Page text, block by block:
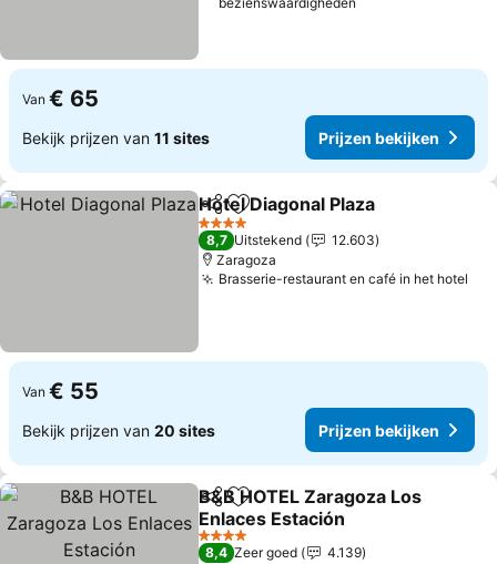
Van € 65
Bekijk prijzen van 11 sites Prijzen bekijken
DelenToevoegen aan favorieten
Hotel Diagonal Plaza
4 Sterren
8,7 Uitstekend
12.603
Zaragoza
Brasserie-restaurant en café in het hotel
Van € 55
Bekijk prijzen van 20 sites Prijzen bekijken
DelenToevoegen aan favorieten
B&B HOTEL Zaragoza Los
Enlaces Estación
4 Sterren
8,4 Zeer goed
4.139